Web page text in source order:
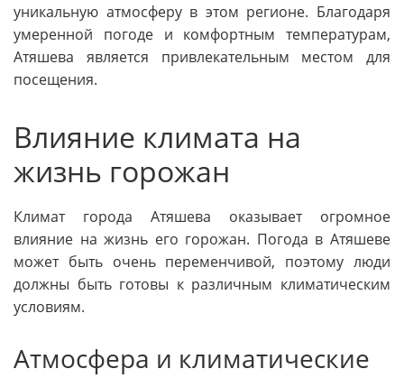
уникальную атмосферу в этом регионе. Благодаря
умеренной погоде и комфортным температурам,
Атяшева является привлекательным местом для
посещения.
Влияние климата на
жизнь горожан
Климат города Атяшева оказывает огромное
влияние на жизнь его горожан. Погода в Атяшеве
может быть очень переменчивой, поэтому люди
должны быть готовы к различным климатическим
условиям.
Атмосфера и климатические